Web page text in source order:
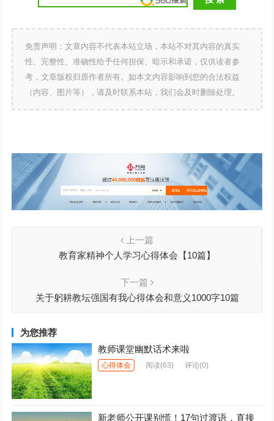
免责声明：文章内容不代表本站立场，本站不对其内容的真实
性、完整性、准确性给予任何担保、暗示和承诺，仅供读者参
考，文章版权归原作者所有。如本文内容影响到您的合法权益
（内容、图片等），请及时联系本站，我们会及时删除处理。
上一篇
教育家精神个人学习心得体会【10篇】
下一篇
关于躬耕教坛强国有我心得体会和意义1000字10篇
为您推荐
教师课堂幽默话术来啦
心得体会 阅读(63) 评论(0)
新老师公开课别慌！17句过渡语，直接